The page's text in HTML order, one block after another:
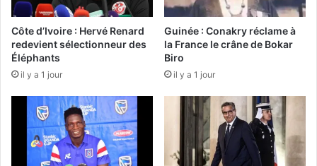
Côte d’Ivoire : Hervé Renard
redevient sélectionneur des
Éléphants
il y a 1 jour
Guinée : Conakry réclame à
la France le crâne de Bokar
Biro
il y a 1 jour